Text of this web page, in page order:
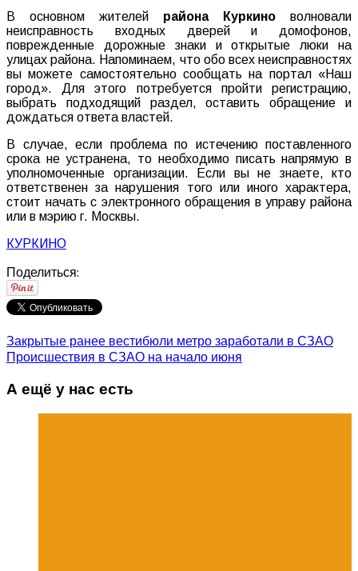
В основном жителей района Куркино волновали
неисправность входных дверей и домофонов,
поврежденные дорожные знаки и открытые люки на
улицах района. Напоминаем, что обо всех неисправностях
вы можете самостоятельно сообщать на портал «Наш
город». Для этого потребуется пройти регистрацию,
выбрать подходящий раздел, оставить обращение и
дождаться ответа властей.
В случае, если проблема по истечению поставленного
срока не устранена, то необходимо писать напрямую в
уполномоченные организации. Если вы не знаете, кто
ответственен за нарушения того или иного характера,
стоит начать с электронного обращения в управу района
или в мэрию г. Москвы.
КУРКИНО
Поделиться:
Закрытые ранее вестибюли метро заработали в СЗАО
Происшествия в СЗАО на начало июня
А ещё у нас есть